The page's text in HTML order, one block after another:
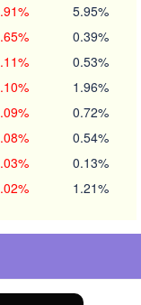
5.95%
0.39%
0.53%
1.96%
0.72%
0.54%
0.13%
1.21%